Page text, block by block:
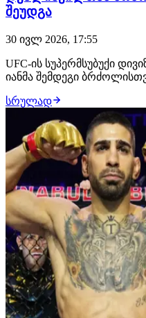
შეუდგა
30 ივლ 2026, 17:55
UFC-ის სუპერმსუბუქი
იანმა შემდეგი
დროა", რომელშიც რუსი
ვარჯიშობს.
მერაბ დვალიშვილი
სრულად